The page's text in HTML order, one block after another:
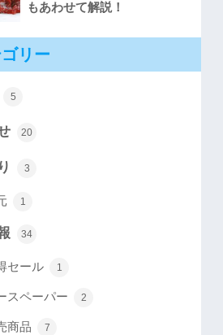
もあわせて解説！
リー
5
20
3
1
34
セール 1
スペーパー 2
商品 7